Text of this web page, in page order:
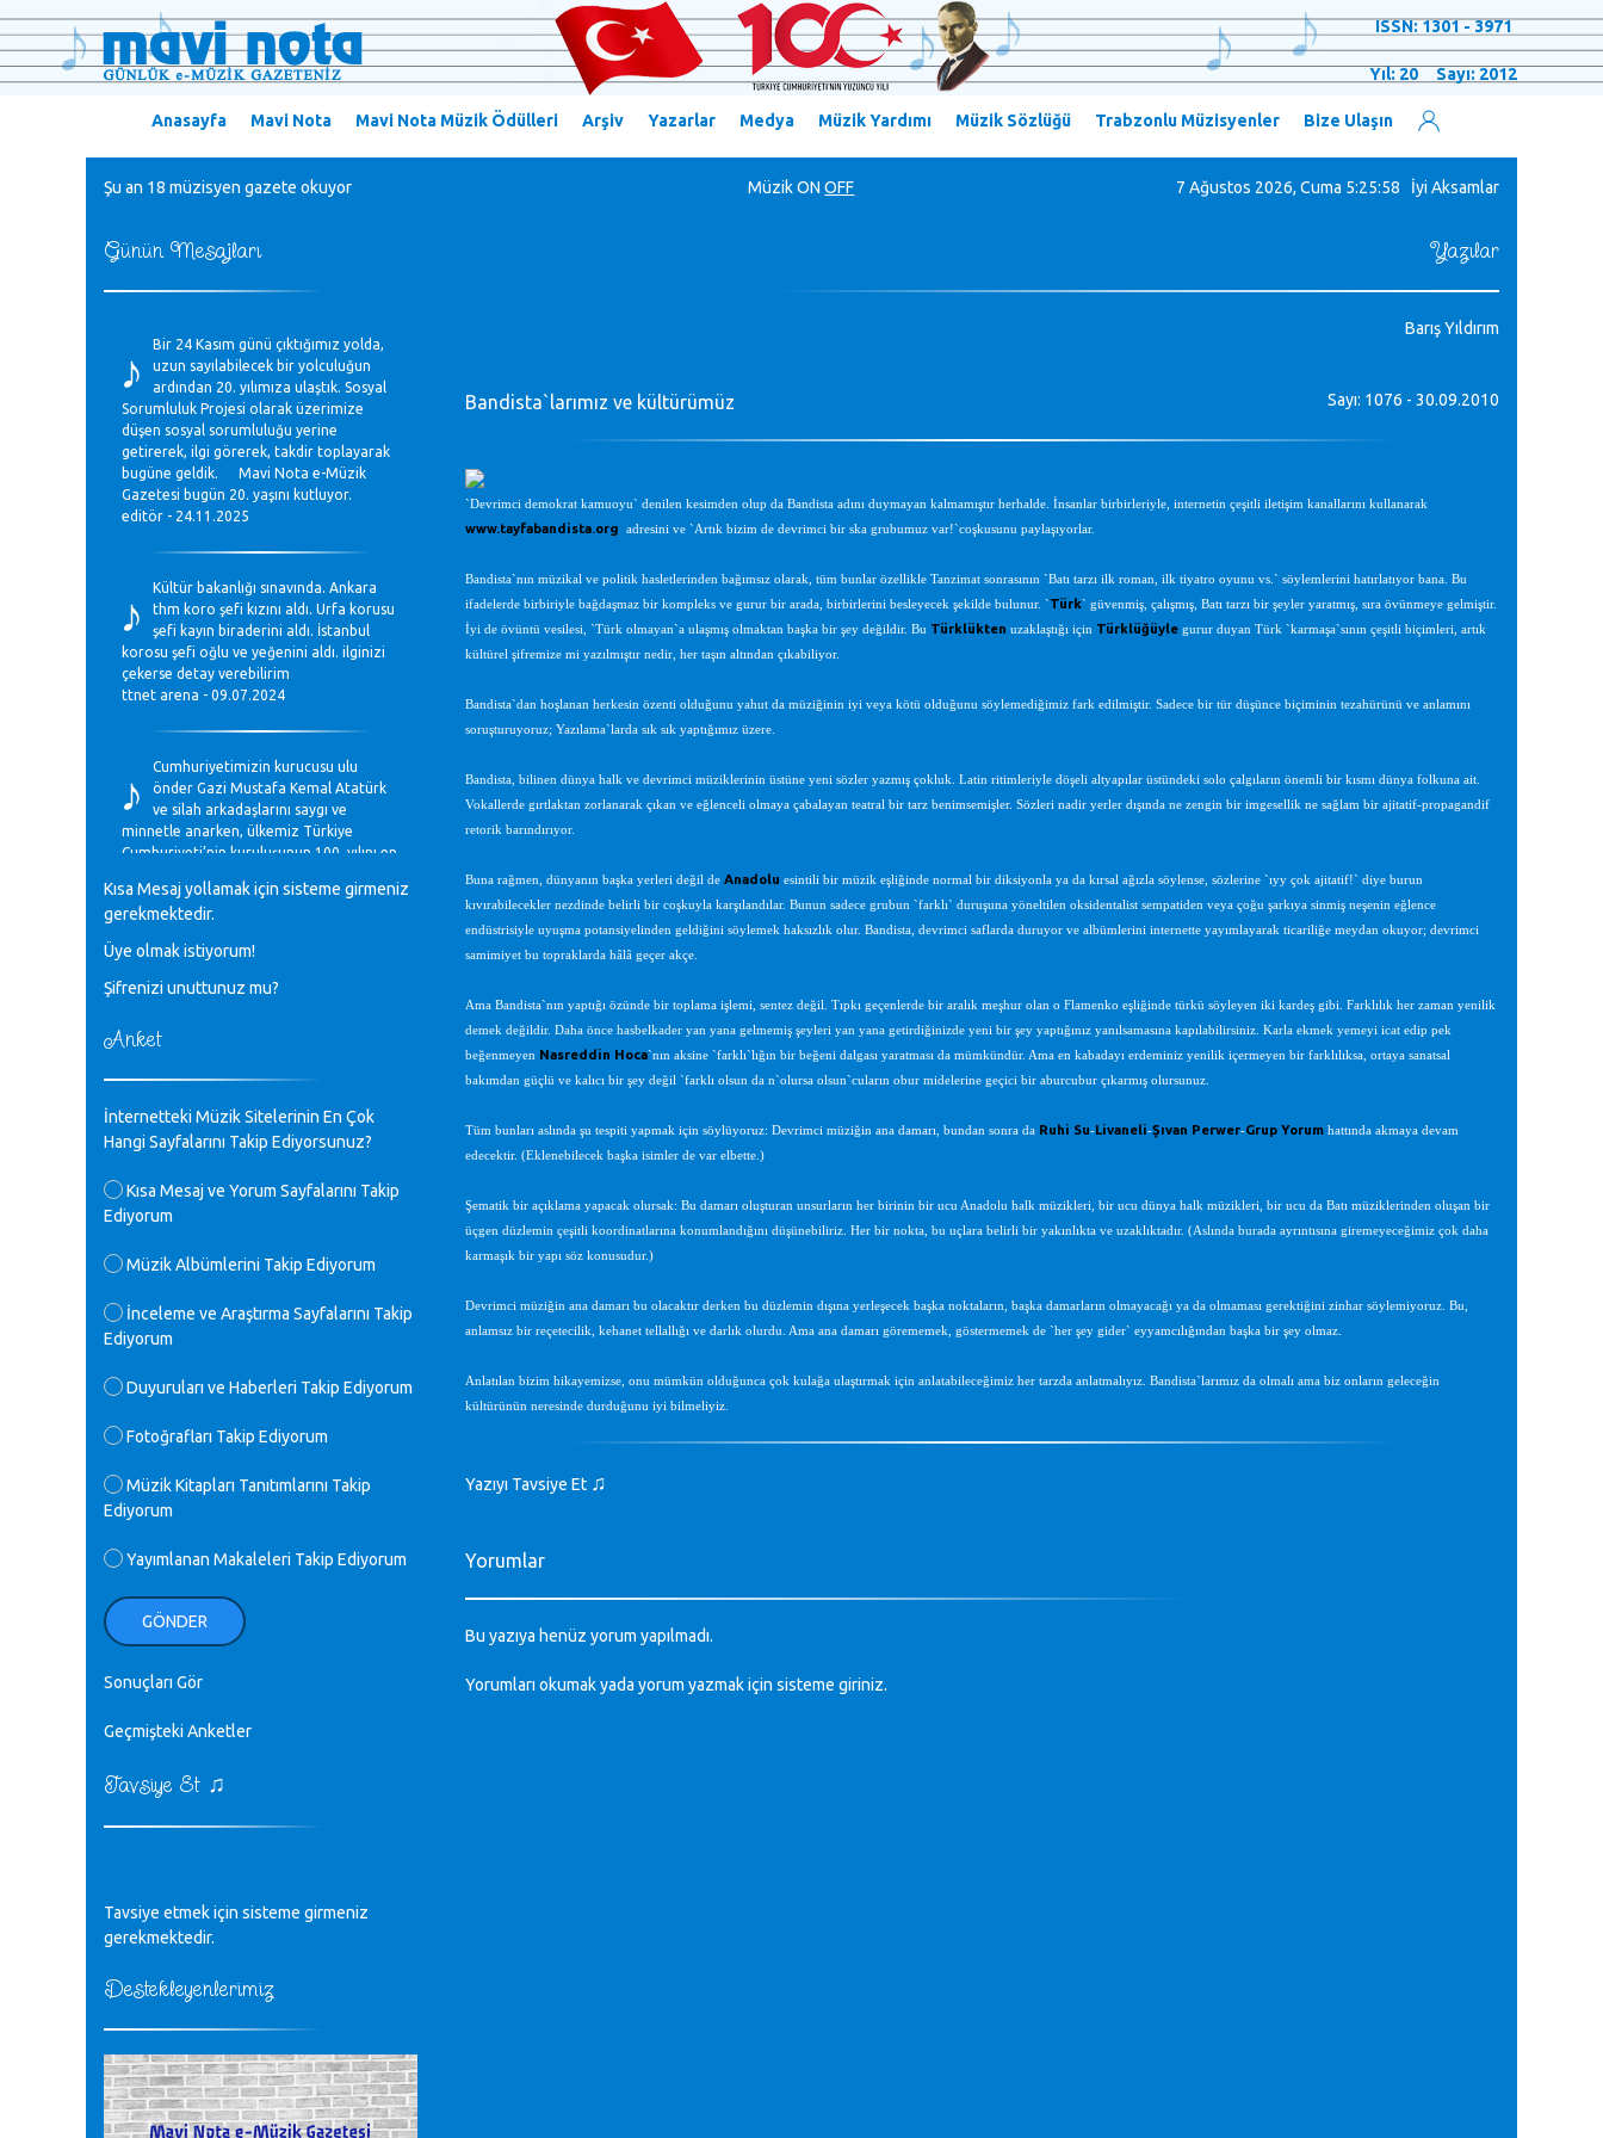
ISSN: 1301 - 3971
Yıl: 20 Sayı: 2012
Anasayfa Mavi Nota Mavi Nota Müzik Ödülleri Arşiv Yazarlar Medya Müzik Yardımı Müzik Sözlüğü Trabzonlu Müzisyenler Bize Ulaşın
Şu an 18 müzisyen gazete okuyor MüzikON OFF 7 Ağustos 2026, Cuma 5:25:59 İyi Aksamlar
Günün Mesajları
♪
Bir 24 Kasım günü çıktığımız yolda,
uzun sayılabilecek bir yolculuğun
ardından 20. yılımıza ulaştık. Sosyal
Sorumluluk Projesi olarak üzerimize
düşen sosyal sorumluluğu yerine
getirerek, ilgi görerek, takdir toplayarak
bugüne geldik. Mavi Nota e-Müzik
Gazetesi bugün 20. yaşını kutluyor.
editör - 24.11.2025
♪
Kültür bakanlığı sınavında. Ankara
thm koro şefi kızını aldı. Urfa korusu
şefi kayın biraderini aldı. İstanbul
korosu şefi oğlu ve yeğenini aldı. ilginizi
çekerse detay verebilirim
ttnet arena - 09.07.2024
♪
Cumhuriyetimizin kurucusu ulu
önder Gazi Mustafa Kemal Atatürk
ve silah arkadaşlarını saygı ve
minnetle anarken, ülkemiz Türkiye
Cumhuriyeti’nin kuruluşunun 100. yılını en
Mavi Nota - 28.10.2023
♪
Müzik Bölümlerinin Eğitim
Gülşah Sargın Kaptaş - 28.10.2023
♪
Mavi Nota - 07.02.2023
♪
30 yıl sonra karşılaşmak çok güzel
Kurtuluş, teveccüh etmişsin çok
verirsen sevinirim, selamlar, sevgiler.
♪
yıllarımda özel radyo yayıncılığı
ödülüne layık görülmüştüm evde yıllar
arayayım dediğimde ikinci büyük şoku
yaşadım 1994 de verdiği ödülü değerli
hocam arşivinde fotoğraf larımız ile
emek emeği geçen herkese en derin
ellerinden benim için öpün.
Kurtuluş Çelebi - 07.01.2023
♪
Mavi Nota - 24.11.2022
♪
Biliyorum Cüneyt bey, yazımda da
♪
sayın müfit bey bilgilerinizi kontrol
edi 6440 sayılı cso kurulrş kanununda
Kısa Mesaj yollamak için sisteme girmeniz
gerekmektedir.
Üye olmak istiyorum!
Şifrenizi unuttunuz mu?
Anket
İnternetteki Müzik Sitelerinin En Çok
Hangi Sayfalarını Takip Ediyorsunuz?
Kısa Mesaj ve Yorum Sayfalarını Takip
Ediyorum
Müzik Albümlerini Takip Ediyorum
İnceleme ve Araştırma Sayfalarını Takip
Ediyorum
Duyuruları ve Haberleri Takip Ediyorum
Fotoğrafları Takip Ediyorum
Müzik Kitapları Tanıtımlarını Takip
Ediyorum
Yayımlanan Makaleleri Takip Ediyorum
GÖNDER
Sonuçları Gör
Geçmişteki Anketler
Tavsiye Et ♫
Tavsiye etmek için sisteme girmeniz
gerekmektedir.
Destekleyenlerimiz
Yazılar
Barış Yıldırım
Bandista`larımız ve kültürümüz Sayı: 1076 - 30.09.2010
`Devrimci demokrat kamuoyu` denilen kesimden olup da Bandista adını duymayan kalmamıştır herhalde. İnsanlar birbirleriyle, internetin çeşitli iletişim kanallarını kullanarak
www.tayfabandista.org adresini ve `Artık bizim de devrimci bir ska grubumuz var!`coşkusunu paylaşıyorlar.
Bandista`nın müzikal ve politik hasletlerinden bağımsız olarak, tüm bunlar özellikle Tanzimat sonrasının `Batı tarzı ilk roman, ilk tiyatro oyunu vs.` söylemlerini hatırlatıyor bana. Bu
ifadelerde birbiriyle bağdaşmaz bir kompleks ve gurur bir arada, birbirlerini besleyecek şekilde bulunur. `Türk` güvenmiş, çalışmış, Batı tarzı bir şeyler yaratmış, sıra övünmeye gelmiştir.
İyi de övüntü vesilesi, `Türk olmayan`a ulaşmış olmaktan başka bir şey değildir. Bu Türklükten uzaklaştığı için Türklüğüylegurur duyan Türk `karmaşa`sının çeşitli biçimleri, artık
kültürel şifremize mi yazılmıştır nedir, her taşın altından çıkabiliyor.
Bandista`dan hoşlanan herkesin özenti olduğunu yahut da müziğinin iyi veya kötü olduğunu söylemediğimiz fark edilmiştir. Sadece bir tür düşünce biçiminin tezahürünü ve anlamını
soruşturuyoruz; Yazılama`larda sık sık yaptığımız üzere.
Bandista, bilinen dünya halk ve devrimci müziklerinin üstüne yeni sözler yazmış çokluk. Latin ritimleriyle döşeli altyapılar üstündeki solo çalgıların önemli bir kısmı dünya folkuna ait.
Vokallerde gırtlaktan zorlanarak çıkan ve eğlenceli olmaya çabalayan teatral bir tarz benimsemişler. Sözleri nadir yerler dışında ne zengin bir imgesellik ne sağlam bir ajitatif-propagandif
retorik barındırıyor.
Buna rağmen, dünyanın başka yerleri değil de Anadolu esintili bir müzik eşliğinde normal bir diksiyonla ya da kırsal ağızla söylense, sözlerine `ıyy çok ajitatif!` diye burun
kıvırabilecekler nezdinde belirli bir coşkuyla karşılandılar. Bunun sadece grubun `farklı` duruşuna yöneltilen oksidentalist sempatiden veya çoğu şarkıya sinmiş neşenin eğlence
endüstrisiyle uyuşma potansiyelinden geldiğini söylemek haksızlık olur. Bandista, devrimci saflarda duruyor ve albümlerini internette yayımlayarak ticariliğe meydan okuyor; devrimci
samimiyet bu topraklarda hâlâ geçer akçe.
Ama Bandista`nın yaptığı özünde bir toplama işlemi, sentez değil. Tıpkı geçenlerde bir aralık meşhur olan o Flamenko eşliğinde türkü söyleyen iki kardeş gibi. Farklılık her zaman yenilik
demek değildir. Daha önce hasbelkader yan yana gelmemiş şeyleri yan yana getirdiğinizde yeni bir şey yaptığınız yanılsamasına kapılabilirsiniz. Karla ekmek yemeyi icat edip pek
beğenmeyen Nasreddin Hoca`nın aksine `farklı`lığın bir beğeni dalgası yaratması da mümkündür. Ama en kabadayı erdeminiz yenilik içermeyen bir farklılıksa, ortaya sanatsal
bakımdan güçlü ve kalıcı bir şey değil `farklı olsun da n`olursa olsun`cuların obur midelerine geçici bir aburcubur çıkarmış olursunuz.
Tüm bunları aslında şu tespiti yapmak için söylüyoruz: Devrimci müziğin ana damarı, bundan sonra da Ruhi Su-Livaneli-Şıvan Perwer-Grup Yorumhattında akmaya devam
edecektir. (Eklenebilecek başka isimler de var elbette.)
Şematik bir açıklama yapacak olursak: Bu damarı oluşturan unsurların her birinin bir ucu Anadolu halk müzikleri, bir ucu dünya halk müzikleri, bir ucu da Batı müziklerinden oluşan bir
üçgen düzlemin çeşitli koordinatlarına konumlandığını düşünebiliriz. Her bir nokta, bu uçlara belirli bir yakınlıkta ve uzaklıktadır. (Aslında burada ayrıntısına giremeyeceğimiz çok daha
karmaşık bir yapı söz konusudur.)
Devrimci müziğin ana damarı bu olacaktır derken bu düzlemin dışına yerleşecek başka noktaların, başka damarların olmayacağı ya da olmaması gerektiğini zinhar söylemiyoruz. Bu,
anlamsız bir reçetecilik, kehanet tellallığı ve darlık olurdu. Ama ana damarı görememek, göstermemek de `her şey gider` eyyamcılığından başka bir şey olmaz.
Anlatılan bizim hikayemizse, onu mümkün olduğunca çok kulağa ulaştırmak için anlatabileceğimiz her tarzda anlatmalıyız. Bandista`larımız da olmalı ama biz onların geleceğin
kültürünün neresinde durduğunu iyi bilmeliyiz.
Yazıyı Tavsiye Et ♫
Yorumlar
Bu yazıya henüz yorum yapılmadı.
Yorumları okumak yada yorum yazmak için sisteme giriniz.